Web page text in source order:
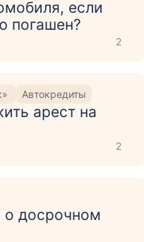
если
погашен?
2
Автокредиты
арест на
2
о досрочном